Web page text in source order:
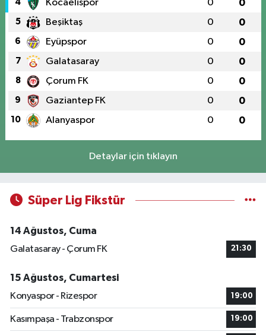
4 Kocaelispor 0 0
5 Beşiktaş 0 0
6 Eyüpspor 0 0
7 Galatasaray 0 0
8 Çorum FK 0 0
9 Gaziantep FK 0 0
10 Alanyaspor 0 0
Detaylar için tıklayın
Süper Lig Fikstür
14 Ağustos, Cuma
Galatasaray - Çorum FK
21:30
15 Ağustos, Cumartesi
Konyaspor - Rizespor
19:00
Kasımpaşa - Trabzonspor 19:00